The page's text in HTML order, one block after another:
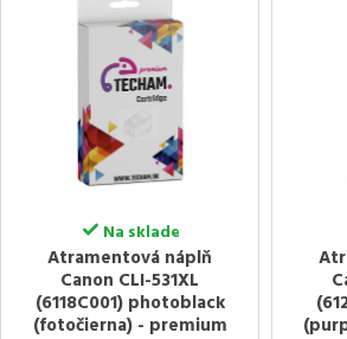
Na sklade
Atramentová náplň
Canon CLI-531XL
(6118C001) photoblack
(fotočierna) - premium